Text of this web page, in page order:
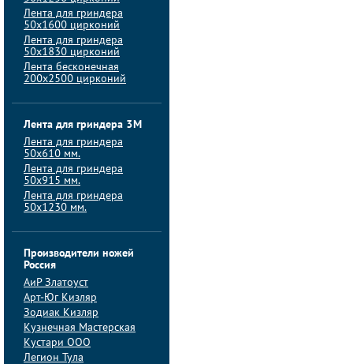
Лента для гриндера
50х1600 цирконий
Лента для гриндера
50x1830 цирконий
Лента бесконечная
200х2500 цирконий
Лента для гриндера 3M
Лента для гриндера
50x610 мм.
Лента для гриндера
50x915 мм.
Лента для гриндера
50x1230 мм.
Производители ножей
Россия
АиP Златоуст
Арт-Юг Кизляр
Зодиак Кизляр
Кузнечная Мастерская
Кустари ООО
Легион Тула